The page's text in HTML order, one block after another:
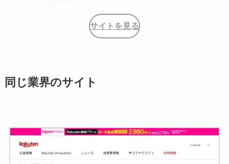
サイトを見る
同じ業界のサイト